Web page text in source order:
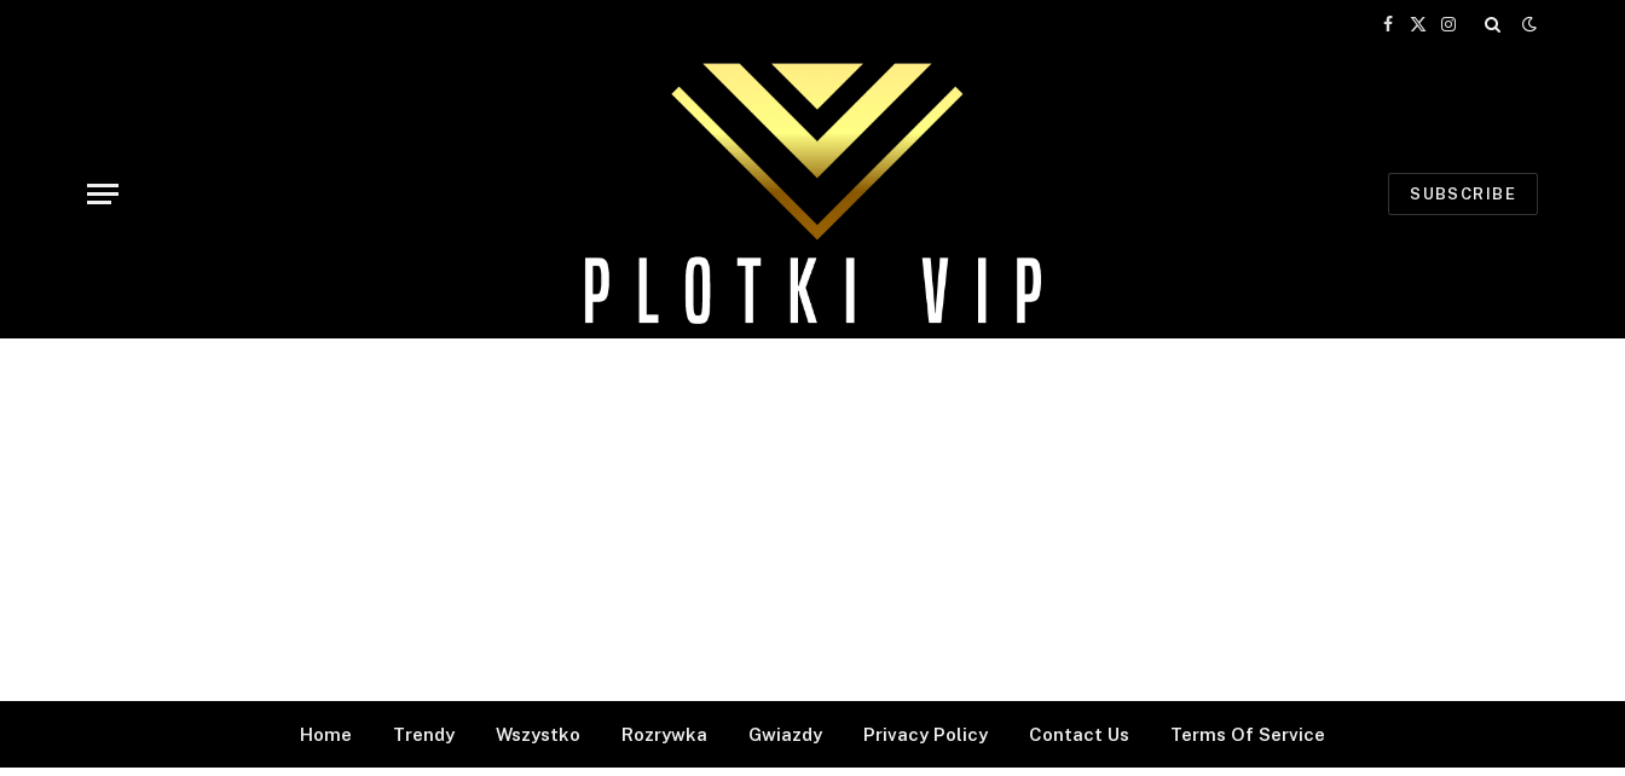
Facebook
X
Instagram
SUBSCRIBE
Home Trendy Wszystko Rozrywka Gwiazdy Privacy Policy Contact Us Terms Of Service